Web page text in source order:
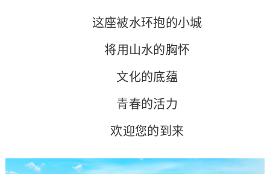
这座被水环抱的小城
将用山水的胸怀
文化的底蕴
青春的活力
欢迎您的到来